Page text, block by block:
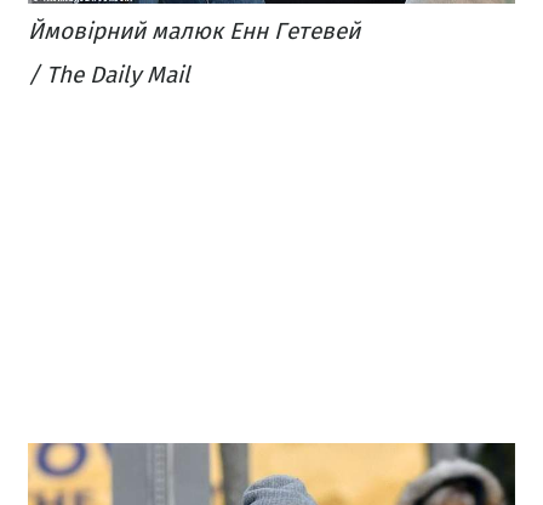
Ймовірний малюк Енн Гетевей
/ The Daily Mail